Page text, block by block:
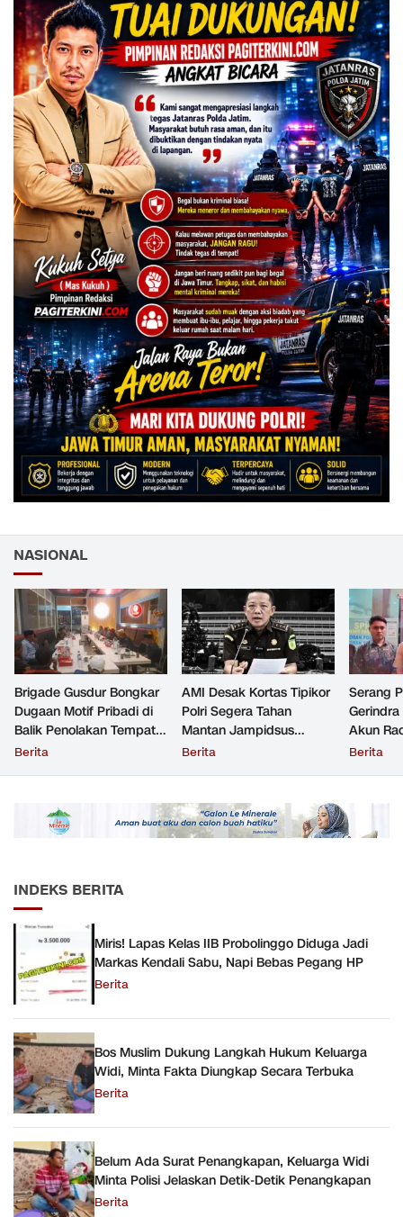
NASIONAL
Brigade Gusdur Bongkar
Dugaan Motif Pribadi di
Balik Penolakan Tempat
Ibadah GKJW Bangil
Berita
AMI Desak Kortas Tipikor
Polri Segera Tahan
Mantan Jampidsus
Tersangka Korupsi
Berita
Serang
Akun
Resmi
Berita
INDEKS BERITA
Miris! Lapas Kelas IIB Probolinggo Diduga Jadi
Markas Kendali Sabu, Napi Bebas Pegang HP
Berita
Bos Muslim Dukung Langkah Hukum Keluarga
Widi, Minta Fakta Diungkap Secara Terbuka
Berita
Belum Ada Surat Penangkapan, Keluarga Widi
Minta Polisi Jelaskan Detik-Detik Penangkapan
Berita